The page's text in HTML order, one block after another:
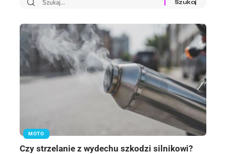
MOTO
Czy strzelanie z wydechu szkodzi silnikowi?